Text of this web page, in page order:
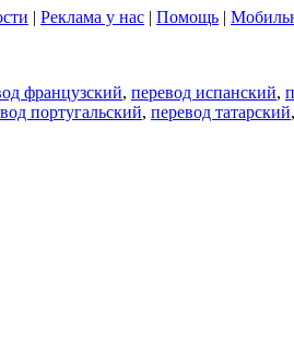
| Реклама у нас | Помощь |
французский, перевод испанский,
португальский, перевод татарский,